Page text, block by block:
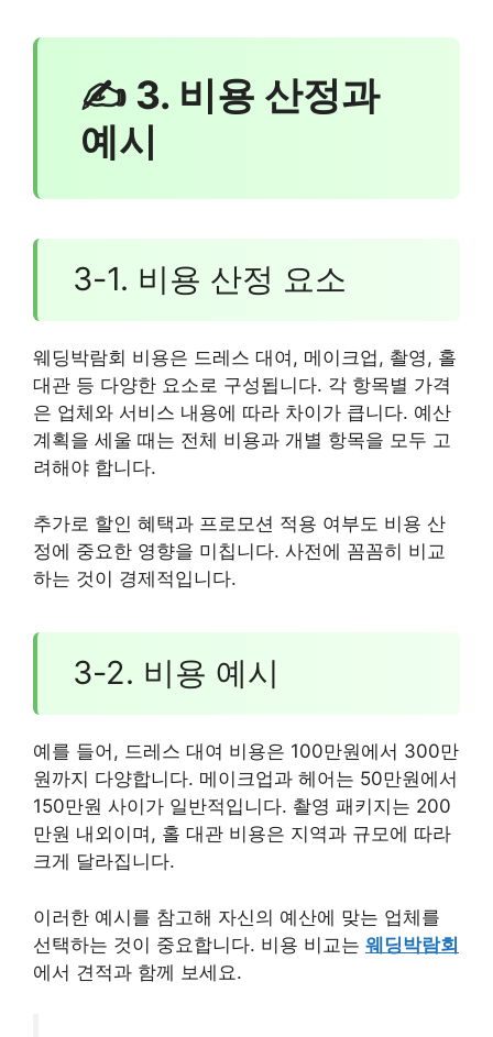
✍ 3. 비용 산정과
예시
3-1. 비용 산정 요소
웨딩박람회 비용은 드레스 대여, 메이크업, 촬영, 홀
대관 등 다양한 요소로 구성됩니다. 각 항목별 가격
은 업체와 서비스 내용에 따라 차이가 큽니다. 예산
계획을 세울 때는 전체 비용과 개별 항목을 모두 고
려해야 합니다.
추가로 할인 혜택과 프로모션 적용 여부도 비용 산
정에 중요한 영향을 미칩니다. 사전에 꼼꼼히 비교
하는 것이 경제적입니다.
3-2. 비용 예시
예를 들어, 드레스 대여 비용은 100만원에서 300만
원까지 다양합니다. 메이크업과 헤어는 50만원에서
150만원 사이가 일반적입니다. 촬영 패키지는 200
만원 내외이며, 홀 대관 비용은 지역과 규모에 따라
크게 달라집니다.
이러한 예시를 참고해 자신의 예산에 맞는 업체를
선택하는 것이 중요합니다. 비용 비교는 웨딩박람회
에서 견적과 함께 보세요.